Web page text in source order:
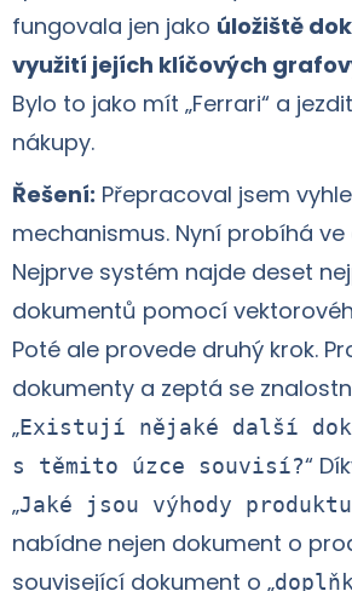
fungovala jen jako úložiště
využití jejích klíčových
Bylo to jako mít „Ferrari“ a
nákupy.
Řešení: Přepracoval jsem
mechanismus. Nyní probíhá
Nejprve systém najde deset
dokumentů pomocí
Poté ale provede druhý krok.
dokumenty a zeptá se
„Existují nějaké další
s těmito úzce souvisí?“
„Jaké jsou výhody
nabídne nejen dokument o
související dokument o „